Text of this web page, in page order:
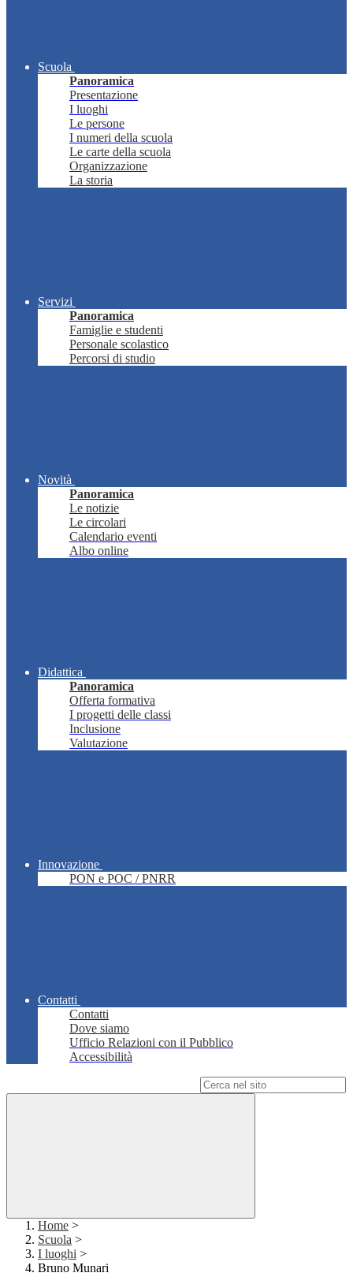
Scuola
Panoramica
Presentazione
I luoghi
Le persone
I numeri della scuola
Le carte della scuola
Organizzazione
La storia
Servizi
Panoramica
Famiglie e studenti
Personale scolastico
Percorsi di studio
Novità
Panoramica
Le notizie
Le circolari
Calendario eventi
Albo online
Didattica
Panoramica
Offerta formativa
I progetti delle classi
Inclusione
Valutazione
Innovazione
PON e POC / PNRR
Contatti
Contatti
Dove siamo
Ufficio Relazioni con il Pubblico
Accessibilità
Home >
Scuola >
I luoghi >
Bruno Munari